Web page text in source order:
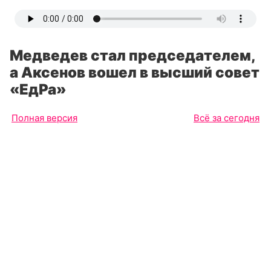
Медведев стал председателем,
а Аксенов вошел в высший совет
«ЕдРа»
Полная версия Всё за сегодня